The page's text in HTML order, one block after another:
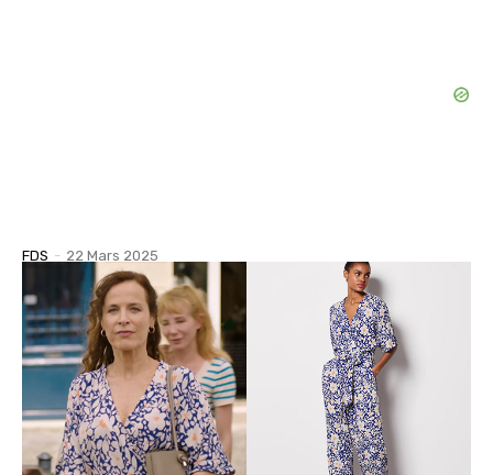
FDS - 22 Mars 2025